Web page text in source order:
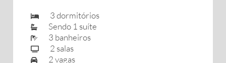
3 dormitórios
Sendo 1 suíte
3 banheiros
2 salas
2 vagas